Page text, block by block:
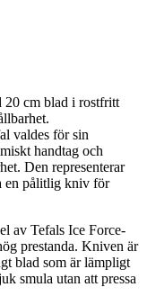
20 cm blad i rostfritt
valdes för sin
handtag och
Den representerar
en pålitlig kniv för
av Tefals Ice Force-
prestanda. Kniven är
blad som är lämpligt
smula utan att pressa